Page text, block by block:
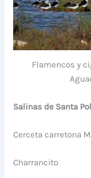
Flamencos y
Salinas de Santa
Cerceta carretona
Charrancito